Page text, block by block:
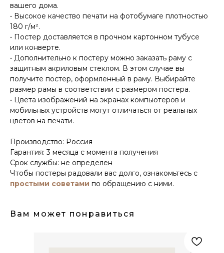
вашего дома.
• Высокое качество печати на фотобумаге плотностью
180 г/м².
• Постер доставляется в прочном картонном тубусе
или конверте.
• Дополнительно к постеру можно заказать раму с
защитным акриловым стеклом. В этом случае вы
получите постер, оформленный в раму. Выбирайте
размер рамы в соответствии с размером постера.
• Цвета изображений на экранах компьютеров и
мобильных устройств могут отличаться от реальных
цветов на печати.
Производство: Россия
Гарантия: 3 месяца с момента получения
Срок службы: не определен
Чтобы постеры радовали вас долго, ознакомьтесь с
простыми советами по обращению с ними.
Вам может понравиться